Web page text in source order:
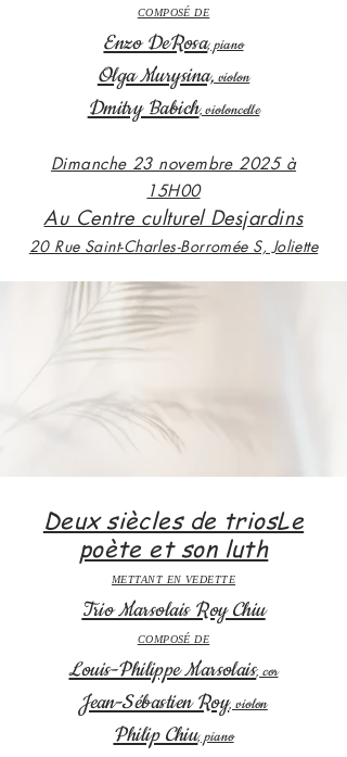
COMPOSÉ DE
Enzo DeRosa, piano
Olga Murysina, violon
Dmitry Babich, violoncelle
Dimanche 23 novembre 2025 à
15H00
Au Centre culturel Desjardins
20 Rue Saint-Charles-Borromée S, Joliette
Deux siècles de triosLe
poète et son luth
METTANT EN VEDETTE
Trio Marsolais Roy Chiu
COMPOSÉ DE
Louis-Philippe Marsolais, cor
Jean-Sébastien Roy, violon
Philip Chiu, piano